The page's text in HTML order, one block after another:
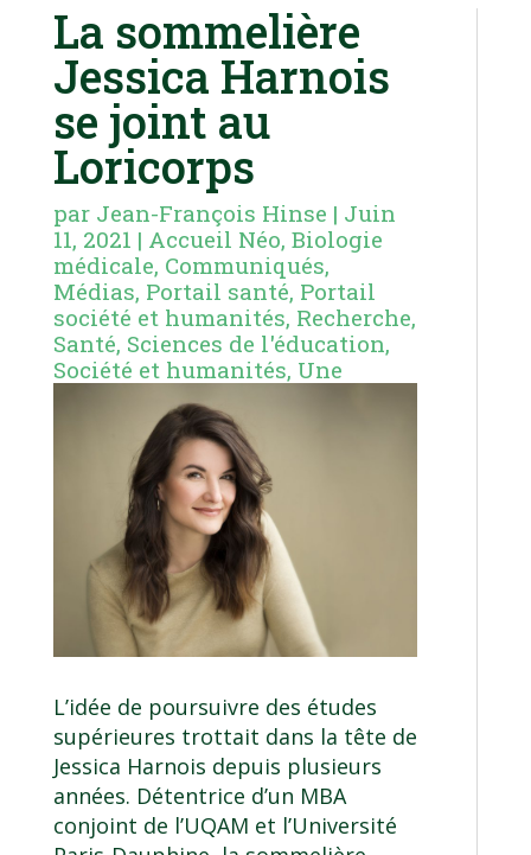
La sommelière
Jessica Harnois
se joint au
Loricorps
par Jean-François Hinse | Juin
11, 2021 | Accueil Néo, Biologie
médicale, Communiqués,
Médias, Portail santé, Portail
société et humanités, Recherche,
Santé, Sciences de l'éducation,
Société et humanités, Une
L’idée de poursuivre des études
supérieures trottait dans la tête de
Jessica Harnois depuis plusieurs
années. Détentrice d’un MBA
conjoint de l’UQAM et l’Université